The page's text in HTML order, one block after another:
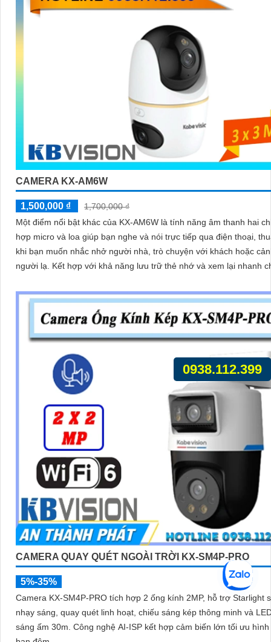
CAMERA KX-AM6W
1,500,000 ₫
1,700,000 ₫
Một điểm nổi bật khác của KX‑AM6W là tính năng âm thanh hai
hợp micro và loa giúp bạn nghe và nói trực tiếp qua điện thoại,
khi bạn muốn nhắc nhở người nhà, trò chuyện với khách hoặc
người lạ. Kết hợp với khả năng lưu trữ thẻ nhớ và xem lại nhanh chóng,
quả
CAMERA QUAY QUÉT NGOÀI TRỜI KX-SM4P-PRO
5%-35%
Camera KX-SM4P-PRO tích hợp 2 ống kính 2MP, hỗ trợ Starlight
nhạy sáng, quay quét linh hoạt, chiếu sáng kép thông minh và
sáng ấm 30m. Công nghệ AI-ISP kết hợp cảm biến lớn tối ưu hình ảnh
0938.112.399